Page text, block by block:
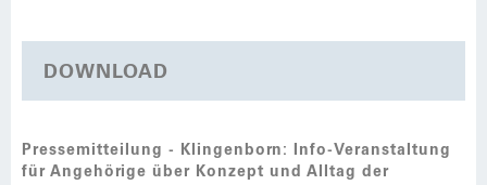
DOWNLOAD
Pressemitteilung - Klingenborn: Info-Veranstaltung
für Angehörige über Konzept und Alltag der